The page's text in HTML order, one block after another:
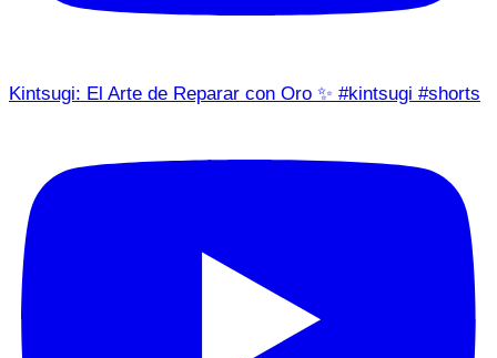
Kintsugi: El Arte de Reparar con Oro ✨ #kintsugi #shorts